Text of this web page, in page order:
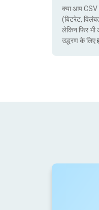
क्या आप CSV
(बिटरेट,
लेकिन फिर भी
उद्धरण के लिए